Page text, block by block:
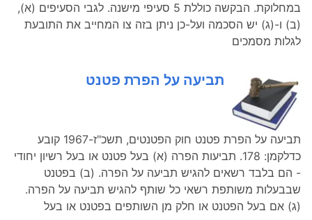
במחלוקת. הבקשה כוללת 5 סעיפי מישנה. לגבי הסעיפים (א),
(ב) ו-(ג) יש הסכמה ועל-כן ניתן בזה צו המחייב את התובעת
לגלות מסמכים
תביעה על הפרת פטנט
תביעה על הפרת פטנט חוק הפטנטים, תשכ"ז-1967 קובע
כדלקמן: 178. תביעות הפרה (א) בעל פטנט או בעל רשיון יחודי
- הם בלבד רשאים להגיש תביעה על הפרה. (ב) בפטנט
שבבעלות משותפת רשאי כל שותף להגיש תביעה על הפרה.
(ג) אם בעל הפטנט או חלק מן השותפים בפטנט או בעל